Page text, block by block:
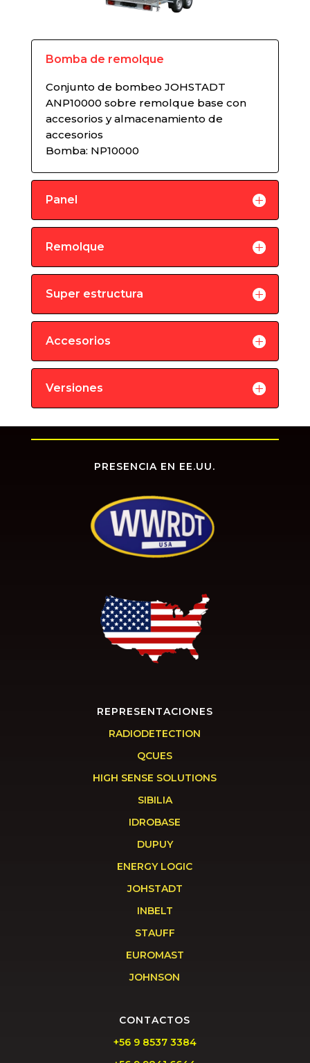
Bomba de remolque
Conjunto de bombeo JOHSTADT
ANP10000 sobre remolque base con
accesorios y almacenamiento de
accesorios
Bomba: NP10000
Panel
Remolque
Super estructura
Accesorios
Versiones
PRESENCIA EN EE.UU.
REPRESENTACIONES
RADIODETECTION
QCUES
HIGH SENSE SOLUTIONS
SIBILIA
IDROBASE
DUPUY
ENERGY LOGIC
JOHSTADT
INBELT
STAUFF
EUROMAST
JOHNSON
CONTACTOS
+56 9 8537 3384